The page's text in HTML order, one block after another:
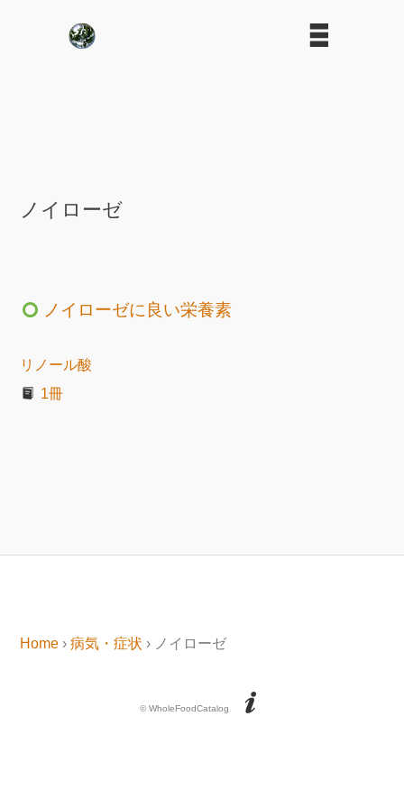
ノイローゼ
ノイローゼに良い栄養素
リノール酸
1冊
Home ›病気・症状 › ノイローゼ
© WholeFoodCatalog